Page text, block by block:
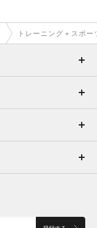
トレーニング＋スポー